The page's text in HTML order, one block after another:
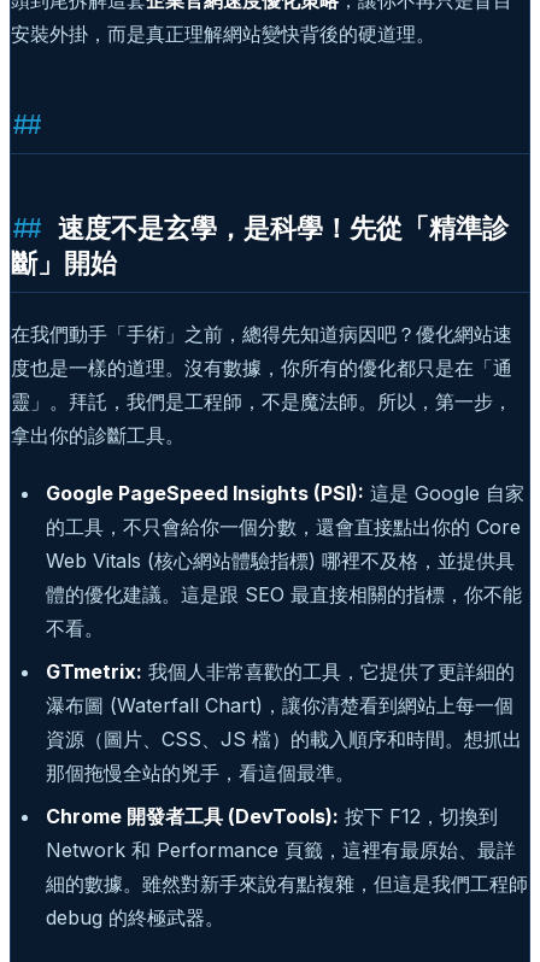
安裝外掛，而是真正理解網站變快背後的硬道理。
速度不是玄學，是科學！先從「精準診
斷」開始
在我們動手「手術」之前，總得先知道病因吧？優化網站速
度也是一樣的道理。沒有數據，你所有的優化都只是在「通
靈」。拜託，我們是工程師，不是魔法師。所以，第一步，
拿出你的診斷工具。
Google PageSpeed Insights (PSI): 這是 Google 自家
的工具，不只會給你一個分數，還會直接點出你的 Core
Web Vitals (核心網站體驗指標) 哪裡不及格，並提供具
體的優化建議。這是跟 SEO 最直接相關的指標，你不能
不看。
GTmetrix: 我個人非常喜歡的工具，它提供了更詳細的
瀑布圖 (Waterfall Chart)，讓你清楚看到網站上每一個
資源（圖片、CSS、JS 檔）的載入順序和時間。想抓出
那個拖慢全站的兇手，看這個最準。
Chrome 開發者工具 (DevTools): 按下 F12，切換到
Network 和 Performance 頁籤，這裡有最原始、最詳
細的數據。雖然對新手來說有點複雜，但這是我們工程師
debug 的終極武器。